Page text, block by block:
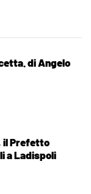
di Angelo
il Prefetto
a Ladispoli